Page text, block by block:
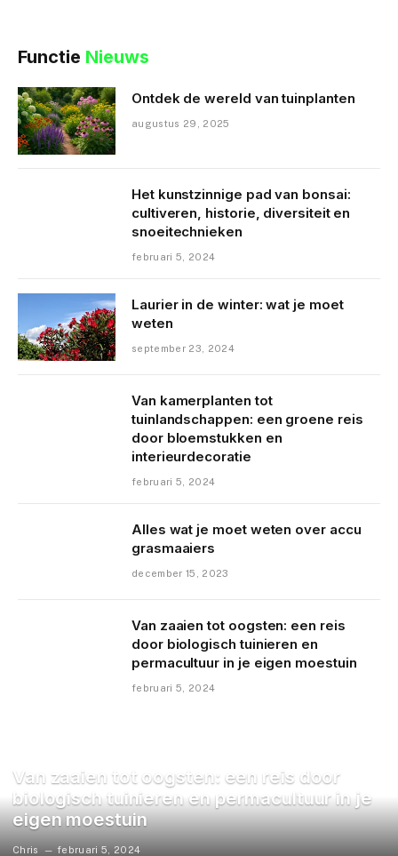
Functie Nieuws
Ontdek de wereld van tuinplanten
augustus 29, 2025
Het kunstzinnige pad van bonsai:
cultiveren, historie, diversiteit en
snoeitechnieken
februari 5, 2024
Laurier in de winter: wat je moet
weten
september 23, 2024
Van kamerplanten tot
tuinlandschappen: een groene reis
door bloemstukken en
interieurdecoratie
februari 5, 2024
Alles wat je moet weten over accu
grasmaaiers
december 15, 2023
Van zaaien tot oogsten: een reis
door biologisch tuinieren en
permacultuur in je eigen moestuin
februari 5, 2024
Van zaaien tot oogsten: een reis door
biologisch tuinieren en permacultuur in je
eigen moestuin
Chris februari 5, 2024